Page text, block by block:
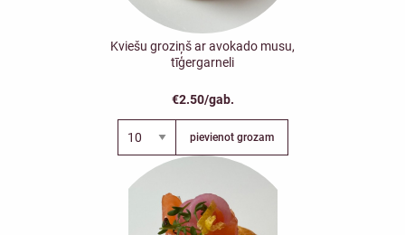
Kviešu groziņš ar avokado musu,
tīģergarneli
€2.50/gab.
pievienot grozam